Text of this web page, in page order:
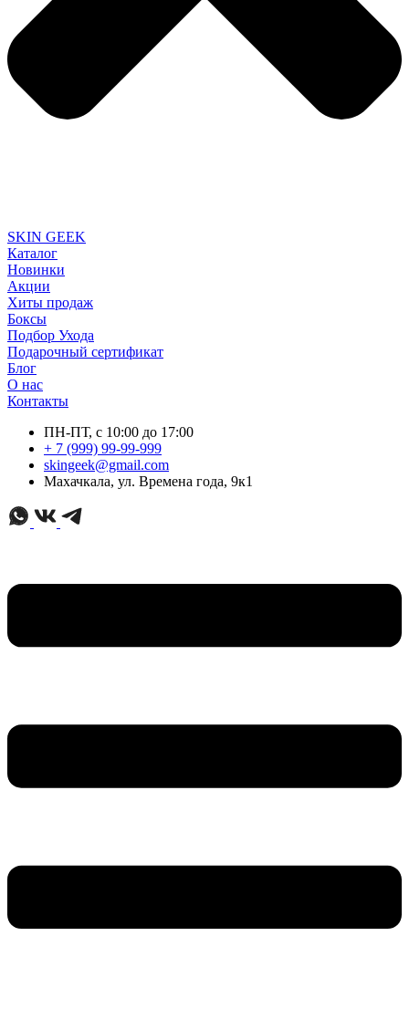
SKIN GEEK
Каталог
Новинки
Акции
Хиты продаж
Боксы
Подбор Ухода
Подарочный сертификат
Блог
О нас
Контакты
ПН-ПТ, с 10:00 до 17:00
+ 7 (999) 99-99-999
skingeek@gmail.com
Махачкала, ул. Времена года, 9к1